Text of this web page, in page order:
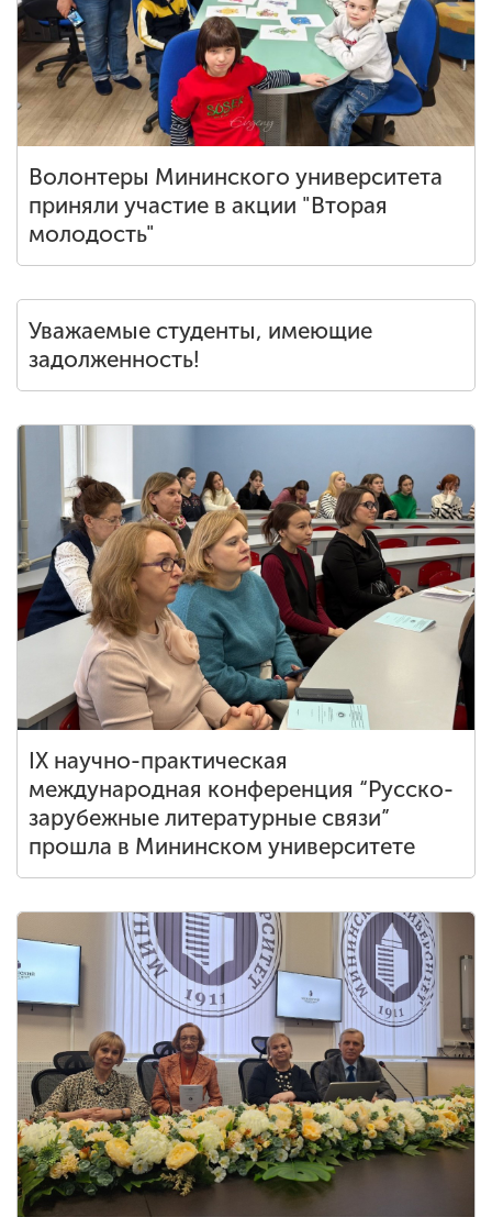
Волонтеры Мининского университета
приняли участие в акции "Вторая
молодость"
Уважаемые студенты, имеющие
задолженность!
IX научно-практическая
международная конференция “Русско-
зарубежные литературные связи”
прошла в Мининском университете